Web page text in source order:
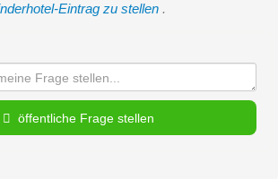
Eintrag zu stellen .
öffentliche Frage stellen